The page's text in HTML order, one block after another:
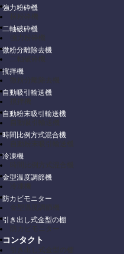
強力粉砕機
二軸破砕機
微粉分離除去機
撹拌機
自動吸引輸送機
自動粉末吸引輸送機
時間比例方式混合機
冷凍機
金型温度調節機
防カビモニター
引き出し式金型の棚
コンタクト
強力粉砕機
微粉分離除去機
自動吸引輸送機
自動粉末吸引輸送機
時間比例方式混合機
防カビモニター